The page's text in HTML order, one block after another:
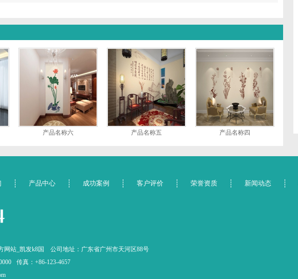
产品名称六 产品名称五 产品名称四
产品中心 成功案例 客户评价 荣誉资质 新闻动态
网站_凯发k8国
公司地址：广东省广州市天河区88号
传真：+86-123-4657